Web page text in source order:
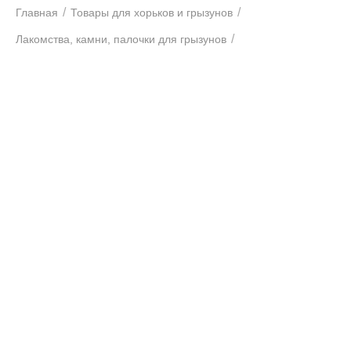
Главная / Товары для хорьков и грызунов /
Лакомства, камни, палочки для грызунов /